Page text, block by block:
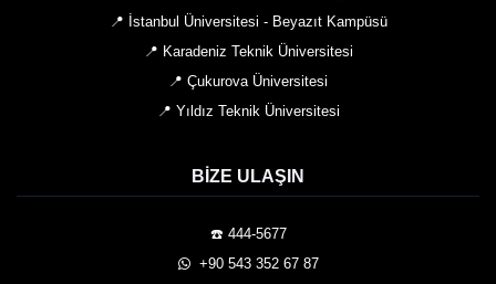
📍 İstanbul Üniversitesi - Beyazıt Kampüsü
📍 Karadeniz Teknik Üniversitesi
📍 Çukurova Üniversitesi
📍 Yıldız Teknik Üniversitesi
BIZE ULAŞIN
☎️ 444-5677
️ +90 543 352 67 87